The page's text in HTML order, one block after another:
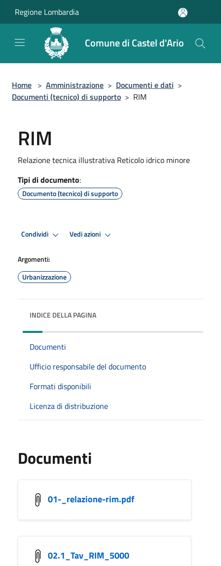
Regione Lombardia
Comune di Castel d'Ario
Home > Amministrazione > Documenti e dati >
Documenti (tecnico) di supporto > RIM
RIM
Relazione tecnica illustrativa Reticolo idrico minore
Tipi di documento:
Documento (tecnico) di supporto
Condividi Vedi azioni
Argomenti:
Urbanizzazione
INDICE DELLA PAGINA
Documenti
Ufficio responsabile del documento
Formati disponibili
Licenza di distribuzione
Documenti
01-_relazione-rim.pdf
02.1_Tav_RIM_5000